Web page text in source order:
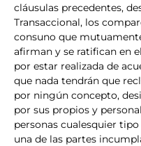
cláusulas precedentes,
Transaccional, los
consuno que
afirman y se ratifican en
por estar realizada de
que nada tendrán que
por ningún concepto,
por sus propios y
personas cualesquier
una de las partes